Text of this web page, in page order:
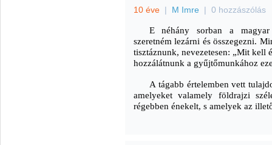
10 éve | M Imre | 0 hozzászólás
E néhány sorban a magyar
szeretném lezárni és összegezni.
tisztáznunk, nevezetesen: „Mit kell
hozzálátnunk a gyűjtőmunkához
A tágabb értelemben vett
amelyeket valamely földrajzi
régebben énekelt, s amelyek az